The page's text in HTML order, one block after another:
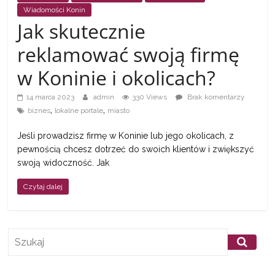
a
także
ciekawe
W
Wiadomości Konin
Jak skutecznie
reklamować swoją firmę
w Koninie i okolicach?
14 marca 2023 admin 330 Views
Brak komentarzy
biznes, lokalne portale, miasto
Jeśli prowadzisz firmę w Koninie lub jego okolicach, z
pewnością chcesz dotrzeć do swoich klientów i zwiększyć
swoją widoczność. Jak
Czytaj dalej